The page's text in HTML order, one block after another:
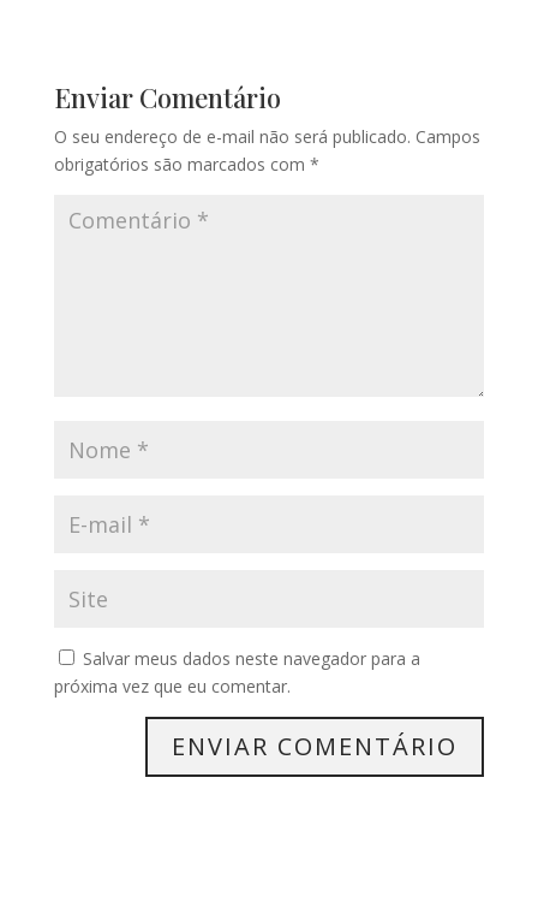
Enviar Comentário
O seu endereço de e-mail não será publicado. Campos
obrigatórios são marcados com *
Salvar meus dados neste navegador para a
próxima vez que eu comentar.